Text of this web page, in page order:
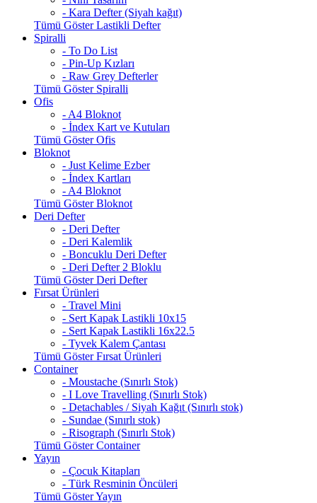
- Kara Defter (Siyah kağıt)
Tümü Göster Lastikli Defter
Spiralli
- To Do List
- Pin-Up Kızları
- Raw Grey Defterler
Tümü Göster Spiralli
Ofis
- A4 Bloknot
- İndex Kart ve Kutuları
Tümü Göster Ofis
Bloknot
- Just Kelime Ezber
- İndex Kartları
- A4 Bloknot
Tümü Göster Bloknot
Deri Defter
- Deri Defter
- Deri Kalemlik
- Boncuklu Deri Defter
- Deri Defter 2 Bloklu
Tümü Göster Deri Defter
Fırsat Ürünleri
- Travel Mini
- Sert Kapak Lastikli 10x15
- Sert Kapak Lastikli 16x22.5
- Tyvek Kalem Çantası
Tümü Göster Fırsat Ürünleri
Container
- Moustache (Sınırlı Stok)
- I Love Travelling (Sınırlı Stok)
- Detachables / Siyah Kağıt (Sınırlı stok)
- Sundae (Sınırlı stok)
- Risograph (Sınırlı Stok)
Tümü Göster Container
Yayın
- Çocuk Kitapları
- Türk Resminin Öncüleri
Tümü Göster Yayın